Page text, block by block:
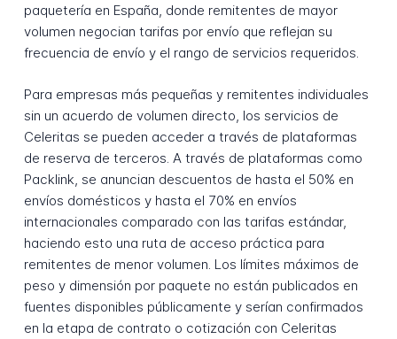
paquetería en España, donde remitentes de mayor
volumen negocian tarifas por envío que reflejan su
frecuencia de envío y el rango de servicios requeridos.
Para empresas más pequeñas y remitentes individuales
sin un acuerdo de volumen directo, los servicios de
Celeritas se pueden acceder a través de plataformas
de reserva de terceros. A través de plataformas como
Packlink, se anuncian descuentos de hasta el 50% en
envíos domésticos y hasta el 70% en envíos
internacionales comparado con las tarifas estándar,
haciendo esto una ruta de acceso práctica para
remitentes de menor volumen. Los límites máximos de
peso y dimensión por paquete no están publicados en
fuentes disponibles públicamente y serían confirmados
en la etapa de contrato o cotización con Celeritas